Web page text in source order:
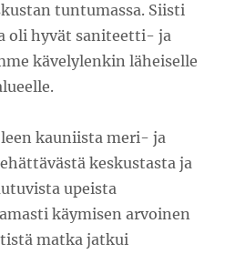
tuntumassa. Siisti
oli hyvät saniteetti- ja
kävelylenkin läheiselle
kauniista meri- ja
keskustasta ja
upeista
käymisen arvoinen
matka jatkui